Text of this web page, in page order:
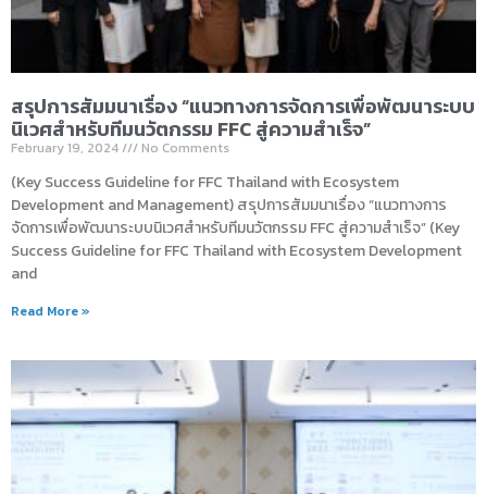
สรุปการสัมมนาเรื่อง “แนวทางการจัดการเพื่อพัฒนาระบบ
นิเวศสำหรับทีมนวัตกรรม FFC สู่ความสำเร็จ”
February 19, 2024 No Comments
(Key Success Guideline for FFC Thailand with Ecosystem
Development and Management) สรุปการสัมมนาเรื่อง “แนวทางการ
จัดการเพื่อพัฒนาระบบนิเวศสำหรับทีมนวัตกรรม FFC สู่ความสำเร็จ” (Key
Success Guideline for FFC Thailand with Ecosystem Development
and
Read More »